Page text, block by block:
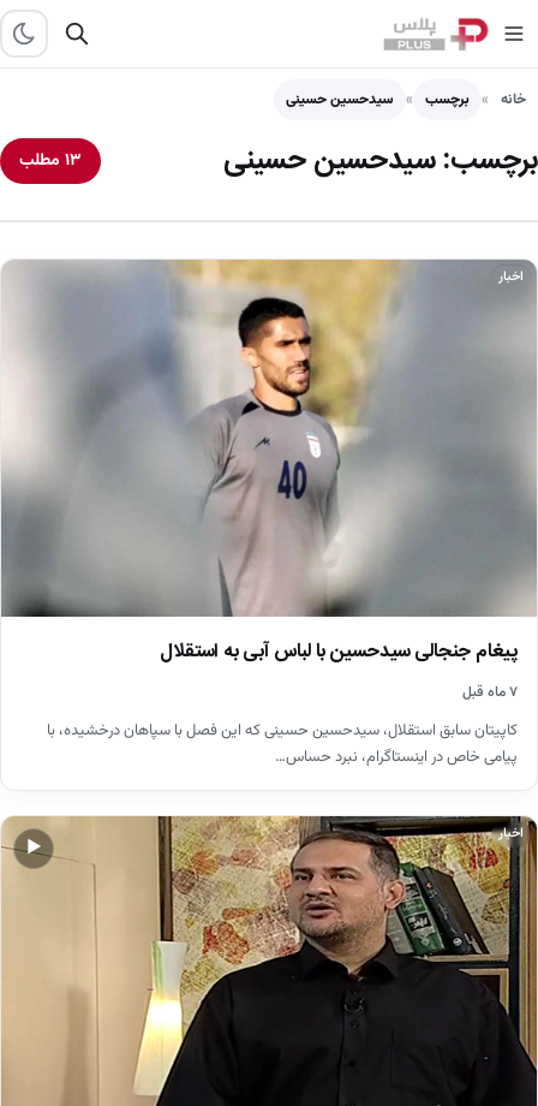
خانه برچسب سیدحسین حسینی
برچسب:سیدحسین حسینی ۱۳ مطلب
اخبار
پیغام جنجالی سیدحسین با لباس آبی به استقلال
۷ ماه قبل
کاپیتان سابق استقلال، سیدحسین حسینی که این فصل با سپاهان درخشیده، با
پیامی خاص در اینستاگرام، نبرد حساس…
▶
اخبار